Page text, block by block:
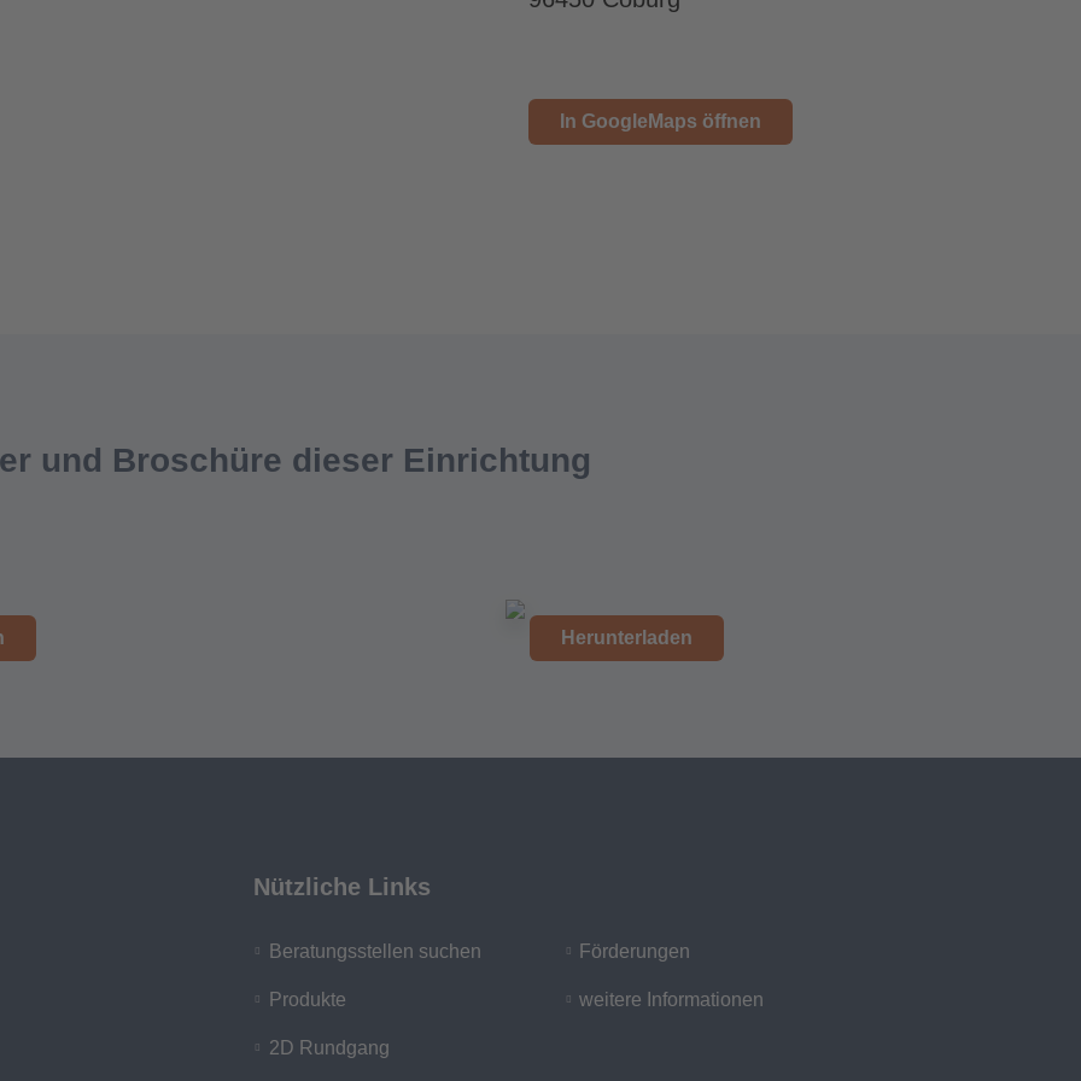
In GoogleMaps öffnen
und Broschüre dieser Einrichtung
Herunterladen
Nützliche Links
Beratungsstellen suchen
Produkte
2D Rundgang
Förderungen
weitere Informationen